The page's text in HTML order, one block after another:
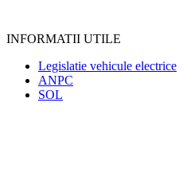
INFORMATII UTILE
Legislatie vehicule electrice
ANPC
SOL